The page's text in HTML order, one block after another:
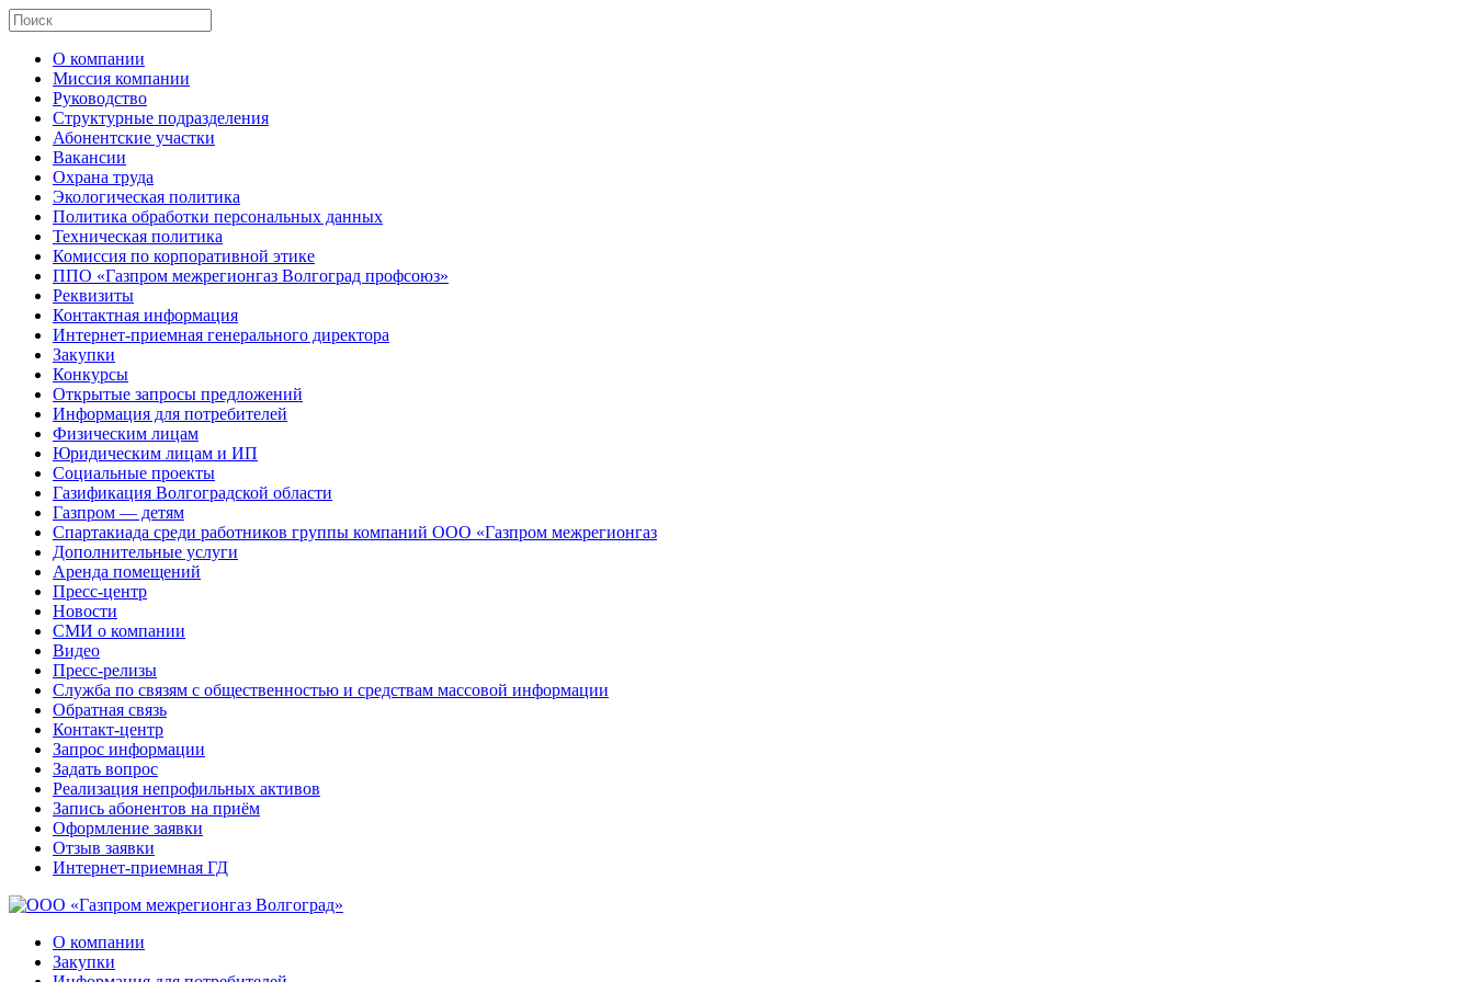
О компании
Миссия компании
Руководство
Структурные подразделения
Абонентские участки
Вакансии
Охрана труда
Экологическая политика
Политика обработки персональных данных
Техническая политика
Комиссия по корпоративной этике
ППО «Газпром межрегионгаз Волгоград профсоюз»
Реквизиты
Контактная информация
Интернет-приемная генерального директора
Закупки
Конкурсы
Открытые запросы предложений
Информация для потребителей
Физическим лицам
Юридическим лицам и ИП
Социальные проекты
Газификация Волгоградской области
Газпром — детям
Спартакиада среди работников группы компаний ООО «Газпром межрегионгаз
Дополнительные услуги
Аренда помещений
Пресс-центр
Новости
СМИ о компании
Видео
Пресс-релизы
Служба по связям с общественностью и средствам массовой информации
Обратная связь
Контакт-центр
Запрос информации
Задать вопрос
Реализация непрофильных активов
Запись абонентов на приём
Оформление заявки
Отзыв заявки
Интернет-приемная ГД
О компании
Закупки